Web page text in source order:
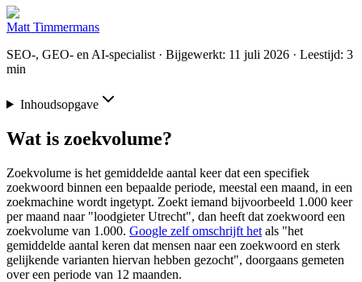
Matt Timmermans
SEO-, GEO- en AI-specialist · Bijgewerkt: 11 juli 2026 · Leestijd: 3
min
Inhoudsopgave
Wat is zoekvolume?
Zoekvolume is het gemiddelde aantal keer dat een specifiek
zoekwoord binnen een bepaalde periode, meestal een maand, in een
zoekmachine wordt ingetypt. Zoekt iemand bijvoorbeeld 1.000 keer
per maand naar "loodgieter Utrecht", dan heeft dat zoekwoord een
zoekvolume van 1.000. Google zelf omschrijft het als "het
gemiddelde aantal keren dat mensen naar een zoekwoord en sterk
gelijkende varianten hiervan hebben gezocht", doorgaans gemeten
over een periode van 12 maanden.